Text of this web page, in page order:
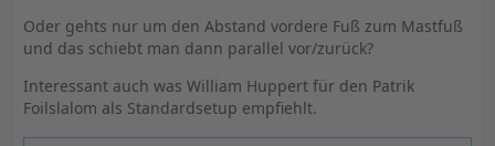
Oder gehts nur um den Abstand vordere Fuß zum Mastfuß
und das schiebt man dann parallel vor/zurück?
Interessant auch was William Huppert für den Patrik
Foilslalom als Standardsetup empfiehlt.